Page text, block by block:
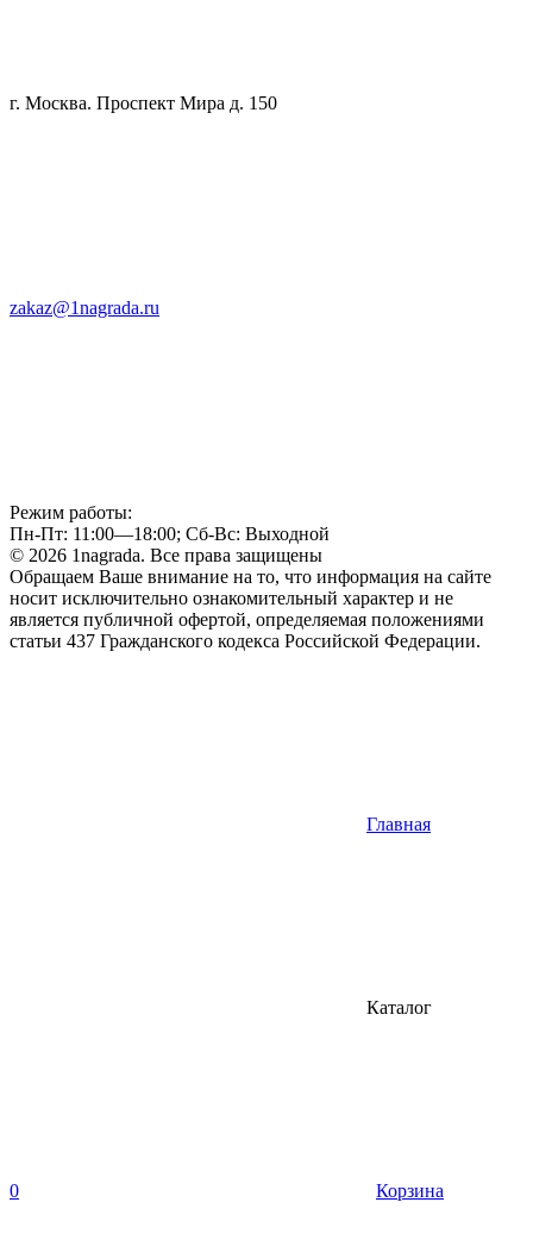
г. Москва. Проспект Мира д. 150
zakaz@1nagrada.ru
Режим работы:
Пн-Пт: 11:00—18:00; Сб-Вс: Выходной
© 2026 1nagrada. Все права защищены
Обращаем Ваше внимание на то, что информация на сайте
носит исключительно ознакомительный характер и не
является публичной офертой, определяемая положениями
статьи 437 Гражданского кодекса Российской Федерации.
Главная
Каталог
0 Корзина